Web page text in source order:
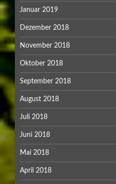
Januar 2019
Dezember 2018
November 2018
Oktober 2018
September 2018
August 2018
Juli 2018
Juni 2018
Mai 2018
April 2018